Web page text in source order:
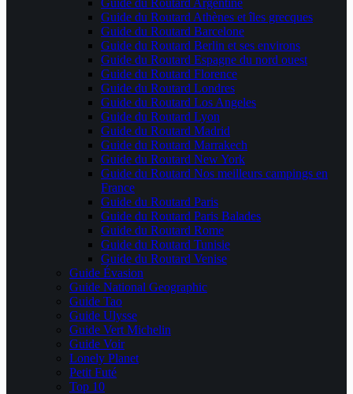
Guide du Routard Argentine
Guide du Routard Athènes et îles grecques
Guide du Routard Barcelone
Guide du Routard Berlin et ses environs
Guide du Routard Espagne du nord ouest
Guide du Routard Florence
Guide du Routard Londres
Guide du Routard Los Angeles
Guide du Routard Lyon
Guide du Routard Madrid
Guide du Routard Marrakech
Guide du Routard New York
Guide du Routard Nos meilleurs campings en
France
Guide du Routard Paris
Guide du Routard Paris Balades
Guide du Routard Rome
Guide du Routard Tunisie
Guide du Routard Venise
Guide Évasion
Guide National Geographic
Guide Tao
Guide Ulysse
Guide Vert Michelin
Guide Voir
Lonely Planet
Petit Futé
Top 10